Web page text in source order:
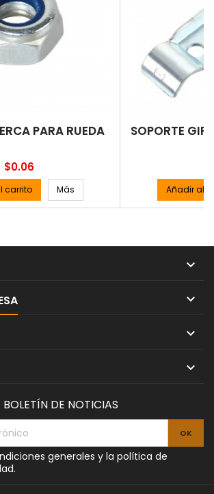
PARA RUEDA
Precio
$0.06
carrito Más
SOPORTE
Añadir al




BOLETÍN DE NOTICIAS
generales y la política de